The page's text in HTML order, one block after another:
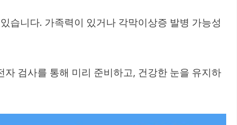
습니다. 가족력이 있거나 각막이상증 발병 가능성
검사를 통해 미리 준비하고, 건강한 눈을 유지하